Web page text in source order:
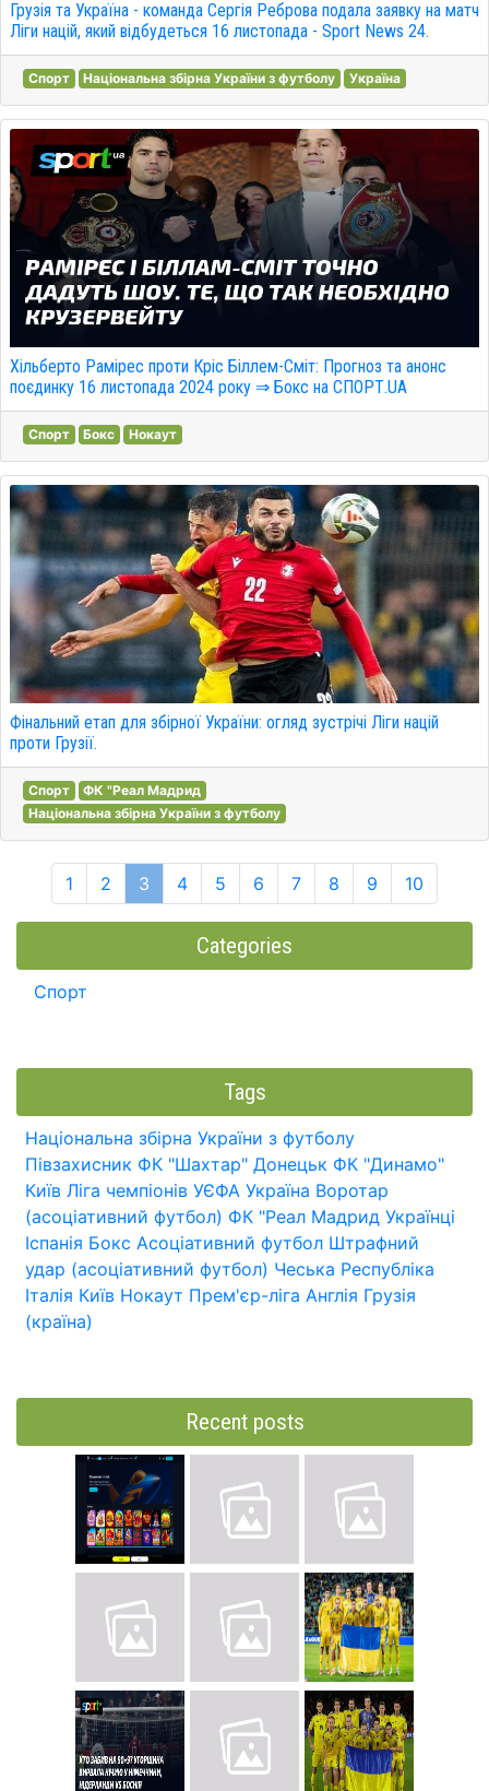
Грузія та Україна - команда Сергія Реброва подала заявку на матч
Ліги націй, який відбудеться 16 листопада - Sport News 24.
Спорт Національна збірна України з футболу Україна
Хільберто Рамірес проти Кріс Біллем-Сміт: Прогноз та анонс
поєдинку 16 листопада 2024 року ⇒ Бокс на СПОРТ.UA
Спорт Бокс Нокаут
Фінальний етап для збірної України: огляд зустрічі Ліги націй
проти Грузії.
Спорт
ФК "Реал Мадрид
Національна збірна України з футболу
1 2 3 4 5 6 7 8 9 10
Categories
Спорт
Tags
Національна збірна України з футболу
Півзахисник ФК "Шахтар" Донецьк ФК "Динамо"
Київ Ліга чемпіонів УЄФА Україна Воротар
(асоціативний футбол) ФК "Реал Мадрид Українці
Іспанія Бокс Асоціативний футбол Штрафний
удар (асоціативний футбол) Чеська Республіка
Італія Київ Нокаут Прем'єр-ліга Англія Грузія
(країна)
Recent posts